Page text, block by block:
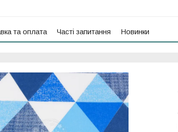
та оплата Часті запитання Новинки